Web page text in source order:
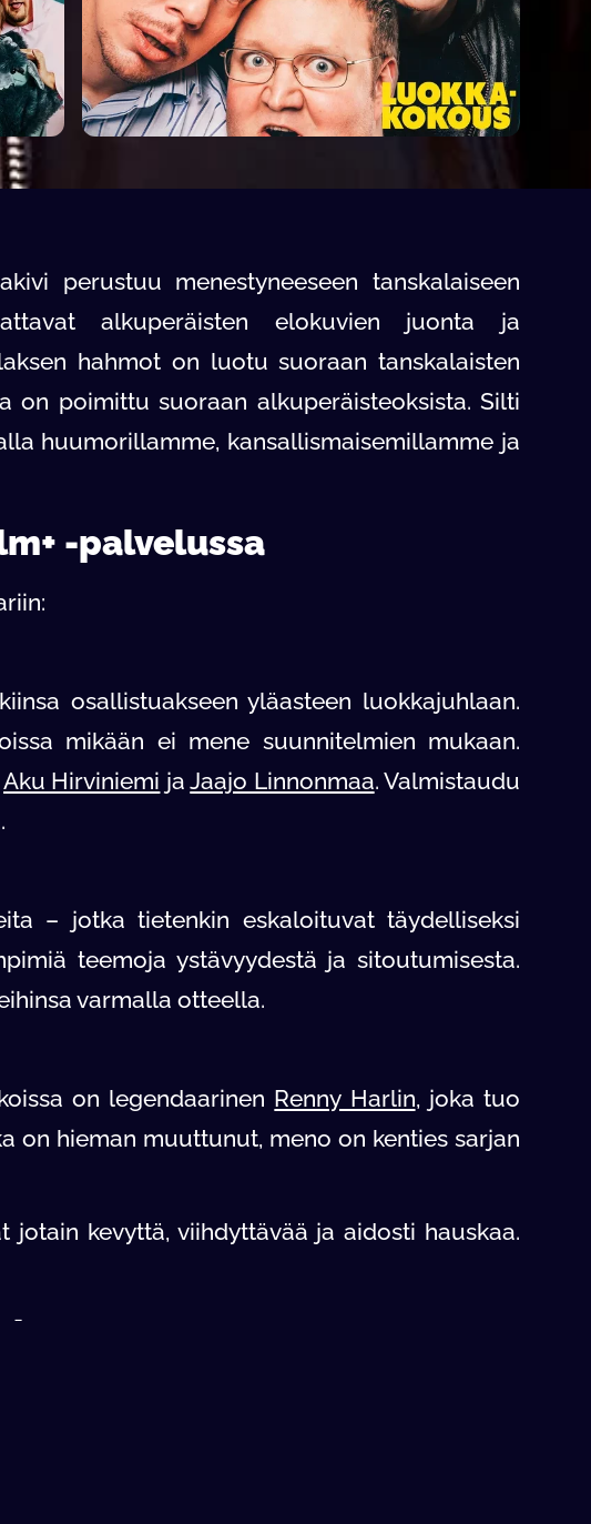
perustuu menestyneeseen tanskalaiseen
alkuperäisten elokuvien juonta ja
hahmot on luotu suoraan tanskalaisten
on poimittu suoraan alkuperäisteoksista. Silti
huumorillamme, kansallismaisemillamme ja
-palvelussa
osallistuakseen yläasteen luokkajuhlaan.
mikään ei mene suunnitelmien mukaan.
Aku Hirviniemi jaJaajo Linnonmaa. Valmistaudu
– jotka tietenkin eskaloituvat täydelliseksi
teemoja ystävyydestä ja sitoutumisesta.
varmalla otteella.
on legendaarinen Renny Harlin, joka tuo
on hieman muuttunut, meno on kenties sarjan
kevyttä, viihdyttävää ja aidosti hauskaa.